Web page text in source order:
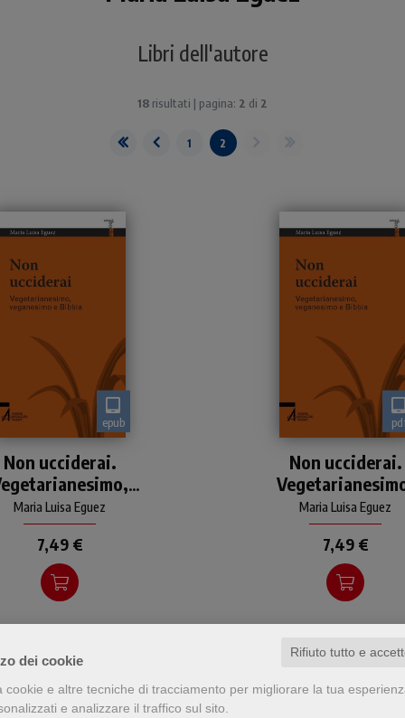
dei cookie
Rifiuto tutto e
cookie e altre tecniche di tracciamento per migliorare la tua
e analizzare il traffico sul sito.
Libri dell'autore
18 risultati | pagina: 2 di 2
1 2
epub
riguardo alle scelte
e vegane? In
principio c'era una mela?
Come sono andate le cose
alla
Non ucciderai.
e Bibbia
Maria Luisa Eguez
7,49 €
riguardo alle scelte
vegetariane e vegane?
principio c'era una mela?
Come sono andate le cose
alla
Non ucciderai.
veganesimo e
Maria Luisa Eguez
7,49 €